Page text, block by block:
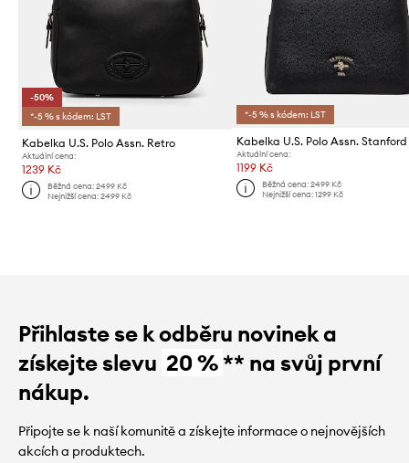
-50%
*-5 % s kódem: LST
Kabelka U.S. Polo Assn. Retro
Aktuální cena:
1239 Kč
Běžná cena:2499 Kč
Nejnižší cena:2499 Kč
*-5 % s kódem: LST
Kabelka U.S. Polo Assn. Stanford
Aktuální cena:
1199 Kč
Běžná cena: 2499 Kč
Nejnižší cena: 1299 Kč
Přihlaste se k odběru novinek a
získejte slevu 20 %** na svůj první
nákup.
Připojte se k naší komunitě a získejte informace o nejnovějších
akcích a produktech.